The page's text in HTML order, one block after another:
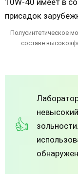
Полусинтетическое
составе